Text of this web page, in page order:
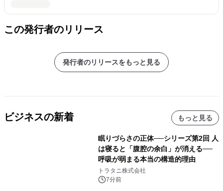
この発行者のリリース
発行者のリリースをもっと見る
ビジネスの新着 もっと見る
眠りづらさの正体──シリーズ第2回 人
は寝ると「腹腔の余白」が消える──
呼吸が弱まる本当の構造的理由
トラタニ株式会社
7分前